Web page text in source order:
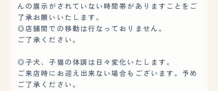
んの展示がされていない時間帯がありますことをご
了承お願いいたします。
◎店舗間での移動は行なっておりません。
ご了承ください。
◎子犬、子猫の体調は日々変化いたします。
ご来店時にお迎え出来ない場合もございます。予め
ご了承ください。